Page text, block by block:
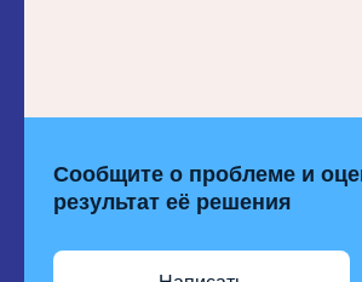
Сообщите о проблеме и
результат её решения